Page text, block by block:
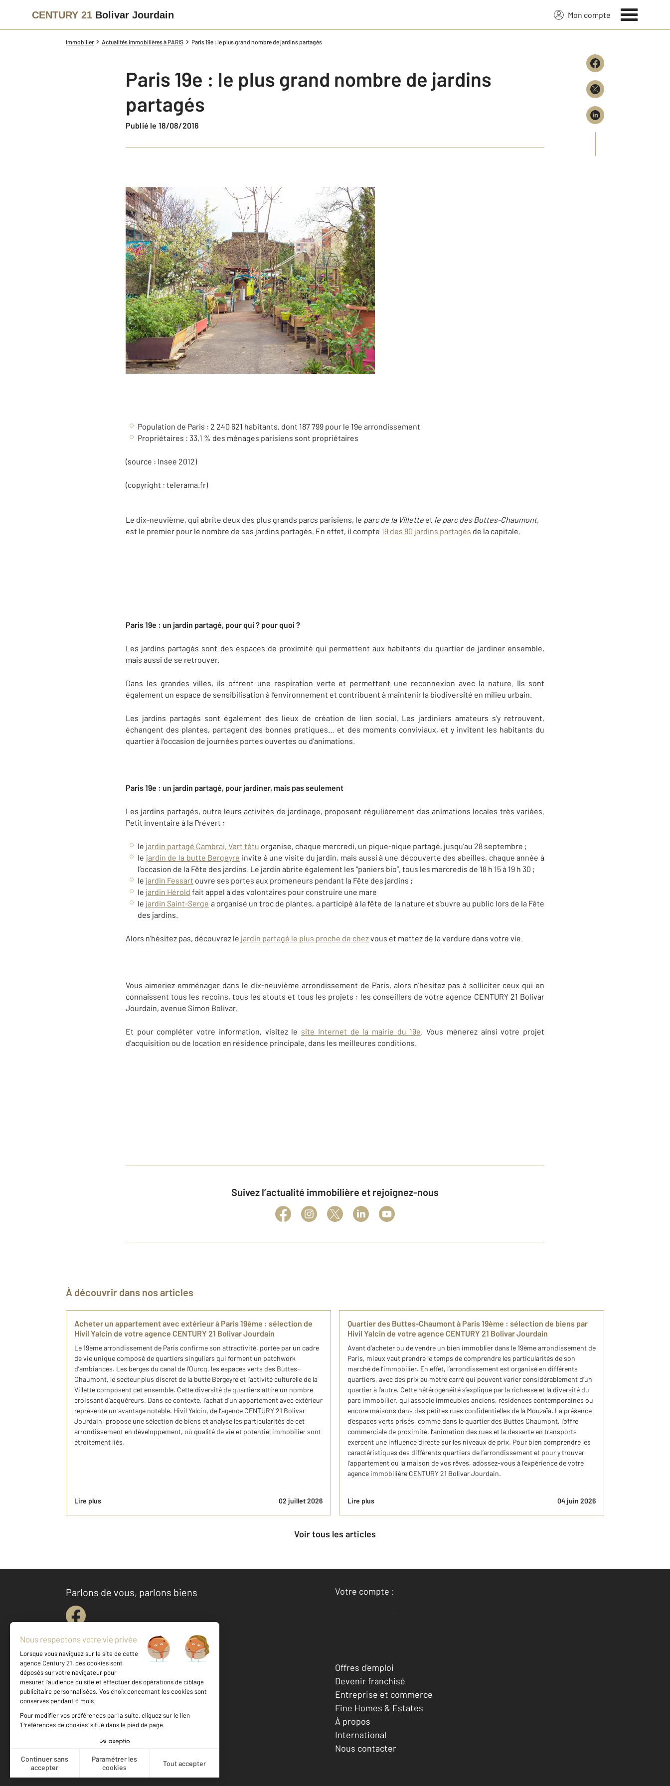
CENTURY 21 Bolivar Jourdain Mon compte
Immobilier Actualités immobilières à PARIS Paris 19e : le plus grand nombre de jardins partagés
Paris 19e : le plus grand nombre de jardins
partagés
Publié le 18/08/2016
Population de Paris : 2 240 621 habitants, dont 187 799 pour le 19e arrondissement
Propriétaires : 33,1 % des ménages parisiens sont propriétaires
(source : Insee 2012)
(copyright : telerama.fr)
Le dix-neuvième, qui abrite deux des plus grands parcs parisiens, le parc de la Villette et le parc des Buttes-Chaumont,
est le premier pour le nombre de ses jardins partagés. En effet, il compte 19 des 80 jardins partagés de la capitale.
Paris 19e : un jardin partagé, pour qui ? pour quoi ?
Les jardins partagés sont des espaces de proximité qui permettent aux habitants du quartier de jardiner ensemble,
mais aussi de se retrouver.
Dans les grandes villes, ils offrent une respiration verte et permettent une reconnexion avec la nature. Ils sont
également un espace de sensibilisation à l’environnement et contribuent à maintenir la biodiversité en milieu urbain.
Les jardins partagés sont également des lieux de création de lien social. Les jardiniers amateurs s’y retrouvent,
échangent des plantes, partagent des bonnes pratiques… et des moments conviviaux, et y invitent les habitants du
quartier à l'occasion de journées portes ouvertes ou d'animations.
Paris 19e : un jardin partagé, pour jardiner, mais pas seulement
Les jardins partagés, outre leurs activités de jardinage, proposent régulièrement des animations locales très variées.
Petit inventaire à la Prévert :
le jardin partagé Cambrai, Vert tétu organise, chaque mercredi, un pique-nique partagé, jusqu’au 28 septembre ;
le jardin de la butte Bergeyre invite à une visite du jardin, mais aussi à une découverte des abeilles, chaque année à
l’occasion de la Fête des jardins. Le jardin abrite également les “paniers bio”, tous les mercredis de 18 h 15 à 19 h 30 ;
le jardin Fessart ouvre ses portes aux promeneurs pendant la Fête des jardins ;
le jardin Hérold fait appel à des volontaires pour construire une mare
le jardin Saint-Serge a organisé un troc de plantes, a participé à la fête de la nature et s'ouvre au public lors de la Fête
des jardins.
Alors n'hésitez pas, découvrez le jardin partagé le plus proche de chezvous et mettez de la verdure dans votre vie.
Vous aimeriez emménager dans le dix-neuvième arrondissement de Paris, alors n’hésitez pas à solliciter ceux qui en
connaissent tous les recoins, tous les atouts et tous les projets : les conseillers de votre agence CENTURY 21 Bolivar
Jourdain, avenue Simon Bolivar.
Et pour compléter votre information, visitez le site Internet de la mairie du 19e. Vous mènerez ainsi votre projet
d'acquisition ou de location en résidence principale, dans les meilleures conditions.
Suivez l’actualité immobilière et rejoignez-nous
À découvrir dans nos articles
Ach​eter un appartement avec extérieur à Paris 19ème : sélection de
Hivil Yalcin de votre agence CENTURY 21 Bolivar Jourdain
Le 19ème arrondissement de Paris confirme son attractivité, portée par un cadre
de vie unique composé de quartiers singuliers qui forment un patchwork
d’ambiances. Les berges du canal de l’Ourcq, les espaces verts des Buttes-
Chaumont, le secteur plus discret de la butte Bergeyre et l’activité culturelle de la
Villette composent cet ensemble. Cette diversité de quartiers attire un nombre
croissant d’acquéreurs. Dans ce contexte, l’achat d’un appartement avec extérieur
représente un avantage notable. Hivil Yalcin, de l’agence CENTURY 21 Bolivar
Jourdain, propose une sélection de biens et analyse les particularités de cet
arrondissement en développement, où qualité de vie et potentiel immobilier sont
étroitement liés.
Lire plus 02 juillet 2026
Quartier des Buttes-Chaumont à Paris 19ème : sélection de biens par
Hivil Yalcin de votre agence CENTURY 21 Bolivar Jourdain
Avant d’acheter ou de vendre un bien immoblier dans le 19ème arrondissement de
Paris, mieux vaut prendre le temps de comprendre les particularités de son
marché de l’immobilier. En effet, l’arrondissement est organisé en différents
quartiers, avec des prix au mètre carré qui peuvent varier considérablement d’un
quartier à l’autre. Cette hétérogénéité s’explique par la richesse et la diversité du
parc immobilier, qui associe immeubles anciens, résidences contemporaines ou
encore maisons dans des petites rues confidentielles de la Mouzaïa. La présence
d’espaces verts prisés, comme dans le quartier des Buttes Chaumont, l’offre
commerciale de proximité, l’animation des rues et la desserte en transports
exercent une influence directe sur les niveaux de prix. Pour bien comprendre les
caractéristiques des différents quartiers de l’arrondissement et pour y trouver
l’appartement ou la maison de vos rêves, adossez-vous à l’expérience de votre
agence immobilière CENTURY 21 Bolivar Jourdain.
Lire plus 04 juin 2026
Voir tous les articles
Parlons de vous, parlons biens
Votre compte :
Accéder à mon compte
Votre agence est notée
Achat
Location
Offres d'emploi
Devenir franchisé
Entreprise et commerce
Fine Homes & Estates
À propos
International
Nous contacter